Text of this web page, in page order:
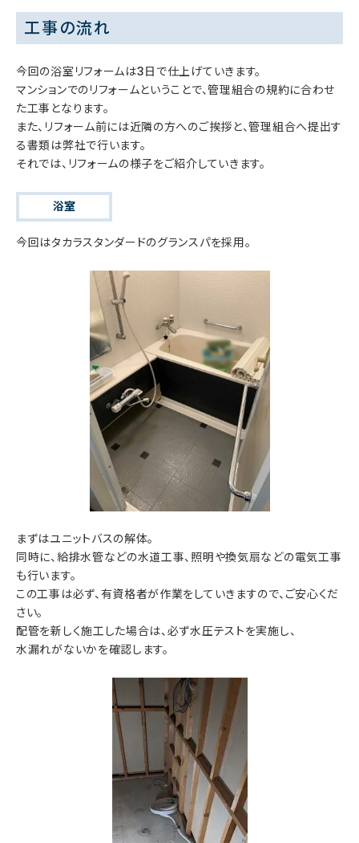
工事の流れ
今回の浴室リフォームは3日で仕上げていきます。
マンションでのリフォームということで、管理組合の規約に合わせ
た工事となります。
また、リフォーム前には近隣の方へのご挨拶と、管理組合へ提出す
る書類は弊社で行います。
それでは、リフォームの様子をご紹介していきます。
浴室
今回はタカラスタンダードのグランスパを採用。
まずはユニットバスの解体。
同時に、給排水管などの水道工事、照明や換気扇などの電気工事
も行います。
この工事は必ず、有資格者が作業をしていきますので、ご安心くだ
さい。
配管を新しく施工した場合は、必ず水圧テストを実施し、
水漏れがないかを確認します。